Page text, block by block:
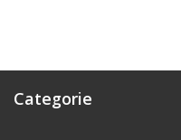
Categorie